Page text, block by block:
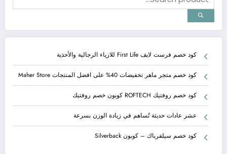
كود خصم فرست لايف First Life للازياء الرجالية والأحذية
كود خصم متجر ماهر تخفيضات 40% على افضل المنتجات Maher Store
كود خصم روفتيك ROFTECH كوبون خصم روفتيك
عشر عادات حديثة تُساهم في زيادة الوزن بسرعة
كود خصم سيلفرباك – كوبون Silverback